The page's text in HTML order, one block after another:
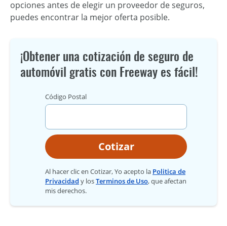
opciones antes de elegir un proveedor de seguros,
puedes encontrar la mejor oferta posible.
¡Obtener una cotización de seguro de
automóvil gratis con Freeway es fácil!
Código Postal
Cotizar
Al hacer clic en Cotizar, Yo acepto la Politica de
Privacidad y losTerminos de Uso, que afectan
mis derechos.